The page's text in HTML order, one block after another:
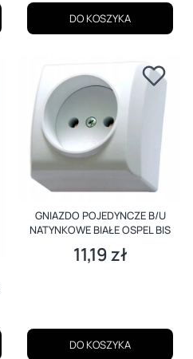
DO KOSZYKA
GNIAZDO POJEDYNCZE B/U
NATYNKOWE BIAŁE OSPEL BIS
Cena
11,19 zł
DO KOSZYKA